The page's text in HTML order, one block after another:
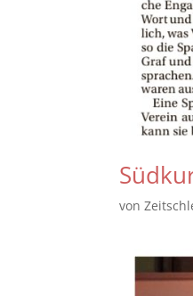
von